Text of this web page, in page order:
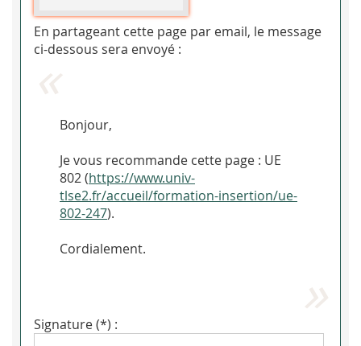
En partageant cette page par email, le message
ci-dessous sera envoyé :
Bonjour,
Je vous recommande cette page : UE
802 (https://www.univ-
tlse2.fr/accueil/formation-insertion/ue-
802-247).
Cordialement.
Signature (*) :